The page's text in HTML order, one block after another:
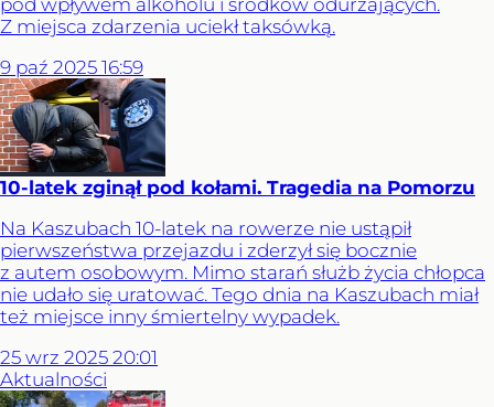
pod wpływem alkoholu i środków odurzających.
Z miejsca zdarzenia uciekł taksówką.
9 paź 2025 16:59
10-latek zginął pod kołami. Tragedia na Pomorzu
Na Kaszubach 10-latek na rowerze nie ustąpił
pierwszeństwa przejazdu i zderzył się bocznie
z autem osobowym. Mimo starań służb życia chłopca
nie udało się uratować. Tego dnia na Kaszubach miał
też miejsce inny śmiertelny wypadek.
25 wrz 2025 20:01
Aktualności